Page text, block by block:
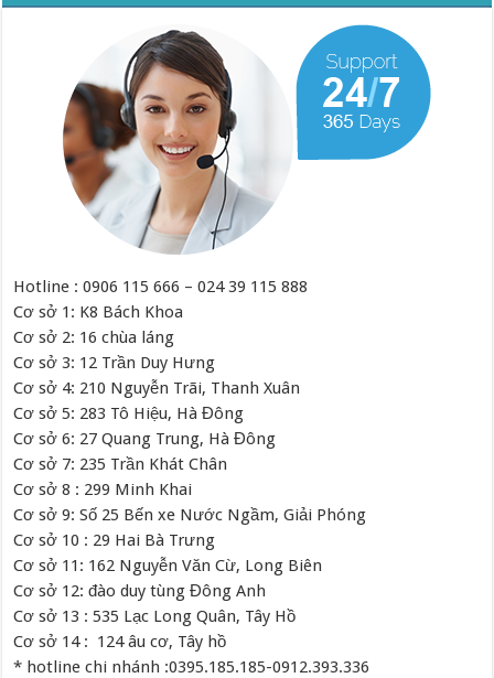
Hotline : 0906 115 666 – 024 39 115 888
Cơ sở 1: K8 Bách Khoa
Cơ sở 2: 16 chùa láng
Cơ sở 3: 12 Trần Duy Hưng
Cơ sở 4: 210 Nguyễn Trãi, Thanh Xuân
Cơ sở 5: 283 Tô Hiệu, Hà Đông
Cơ sở 6: 27 Quang Trung, Hà Đông
Cơ sở 7: 235 Trần Khát Chân
Cơ sở 8 : 299 Minh Khai
Cơ sở 9: Số 25 Bến xe Nước Ngầm, Giải Phóng
Cơ sở 10 : 29 Hai Bà Trưng
Cơ sở 11: 162 Nguyễn Văn Cừ, Long Biên
Cơ sở 12: đào duy tùng Đông Anh
Cơ sở 13 : 535 Lạc Long Quân, Tây Hồ
Cơ sở 14 : 124 âu cơ, Tây hồ
* hotline chi nhánh :0395.185.185-0912.393.336